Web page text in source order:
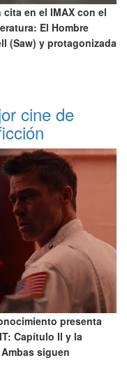
en el IMAX con el
El Hombre
(Saw) y protagonizada
cine de
presenta
Capítulo II y la
siguen